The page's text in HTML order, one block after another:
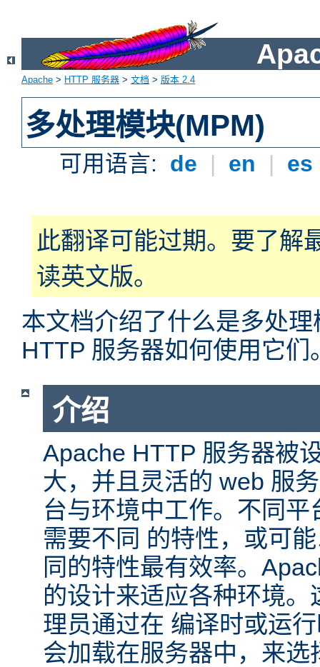
Apache > HTTP 服务器 > 文档 > 版本 2.4
多处理模块(MPM)
可用语言: de | en | es
此翻译可能过期。要了解
读英文版。
本文档介绍了什么是多处
HTTP 服务器如何使用它们
介绍
Apache HTTP 服务器被
大，并且灵活的 web 服
台与环境中工作。不同
需要不同 的特性，或可
同的特性最有效率。
的设计来适应各种环境
理员通过在 编译时或运
会加载在服务器中，来选